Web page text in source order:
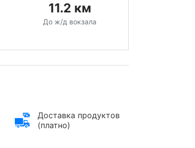
11.2 км
До ж/д вокзала
Доставка продуктов
(платно)